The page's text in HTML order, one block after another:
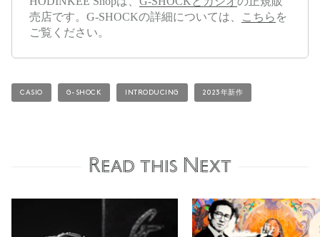
売店です。G-SHOCKの詳細については、
こちら を
ご覧ください。
CASIO G-SHOCK INTRODUCING 2023年新作
Read this Next